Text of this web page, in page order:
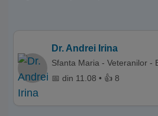
Dr. Andrei Irina
Sfanta Maria - Veteranilor -
📅 din 11.08 • 👍 8